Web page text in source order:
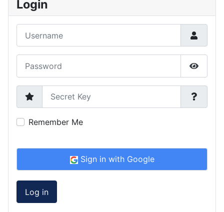
Login
Show
Secret Key
Remember Me
Sign in with Google
Log in